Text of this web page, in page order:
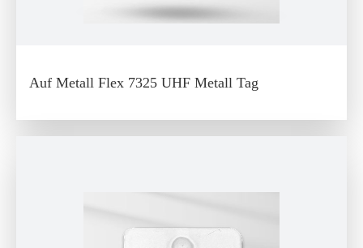
Auf Metall Flex 7325 UHF Metall Tag